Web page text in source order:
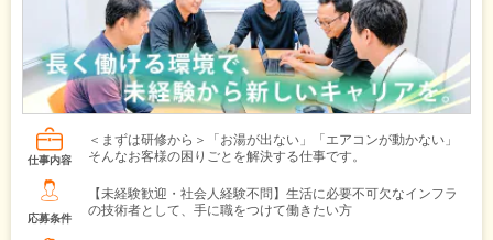
仕事内容
＜まずは研修から＞「お湯が出ない」「エアコンが動かない」
そんなお客様の困りごとを解決する仕事です。
応募条件
【未経験歓迎・社会人経験不問】生活に必要不可欠なインフラ
の技術者として、手に職をつけて働きたい方